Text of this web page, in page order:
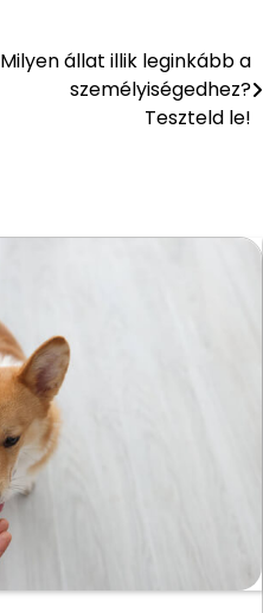
Milyen állat illik leginkább a
személyiségedhez?
Teszteld le!